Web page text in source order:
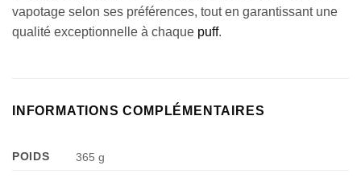
vapotage selon ses préférences, tout en garantissant une
qualité exceptionnelle à chaque puff.
INFORMATIONS COMPLÉMENTAIRES
POIDS 365 g